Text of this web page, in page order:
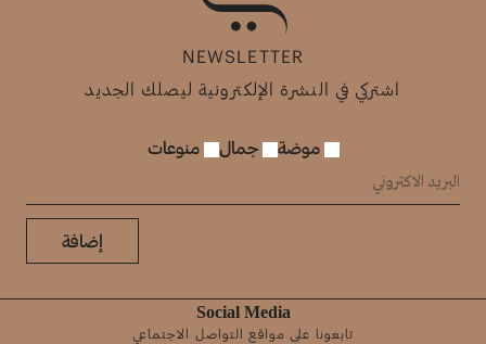
NEWSLETTER
اشتركي في النشرة الإلكترونية ليصلك الجديد
موضة جمال منوعات
إضافة
Social Media
تابعونا على مواقع التواصل الاجتماعي